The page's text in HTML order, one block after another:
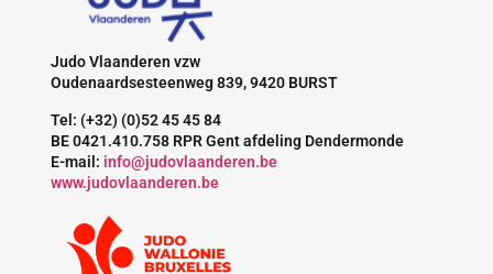
Judo Vlaanderen vzw
Oudenaardsesteenweg 839, 9420 BURST
Tel: (+32) (0)52 45 45 84
BE 0421.410.758 RPR Gent afdeling Dendermonde
E-mail: info@judovlaanderen.be
www.judovlaanderen.be